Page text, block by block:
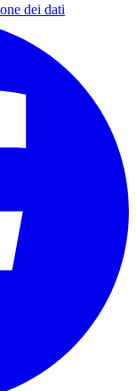
dei dati